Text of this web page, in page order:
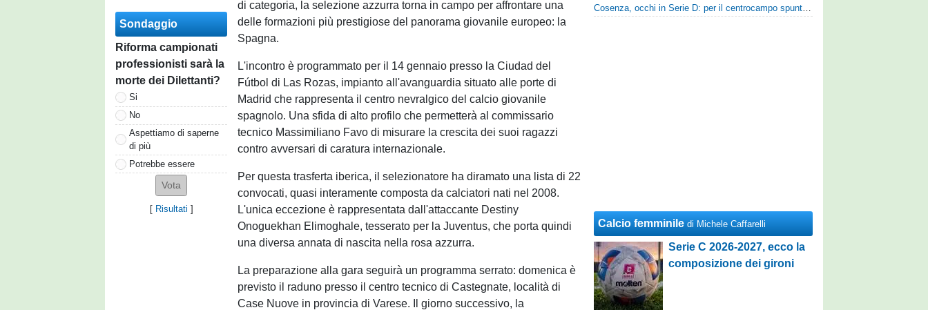
Sondaggio
Riforma campionati
professionisti sarà la
morte dei Dilettanti?
Si
No
Aspettiamo di saperne
di più
Potrebbe essere
[ Risultati ]
di categoria, la selezione azzurra torna in campo per affrontare una
delle formazioni più prestigiose del panorama giovanile europeo: la
Spagna.
L'incontro è programmato per il 14 gennaio presso la Ciudad del
Fútbol di Las Rozas, impianto all'avanguardia situato alle porte di
Madrid che rappresenta il centro nevralgico del calcio giovanile
spagnolo. Una sfida di alto profilo che permetterà al commissario
tecnico Massimiliano Favo di misurare la crescita dei suoi ragazzi
contro avversari di caratura internazionale.
Per questa trasferta iberica, il selezionatore ha diramato una lista di 22
convocati, quasi interamente composta da calciatori nati nel 2008.
L'unica eccezione è rappresentata dall'attaccante Destiny
Onoguekhan Elimoghale, tesserato per la Juventus, che porta quindi
una diversa annata di nascita nella rosa azzurra.
La preparazione alla gara seguirà un programma serrato: domenica è
previsto il raduno presso il centro tecnico di Castegnate, località di
Case Nuove in provincia di Varese. Il giorno successivo, la
Cosenza, occhi in Serie D: per il centrocampo spunta anche Gerardo Di Gilio
Calcio femminile di Michele Caffarelli
Serie C 2026-2027, ecco la
composizione dei gironi